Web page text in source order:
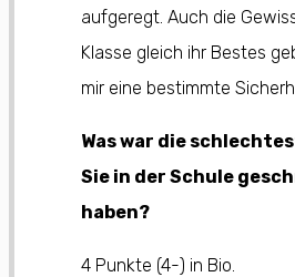
aufgeregt. Auch die
Klasse gleich ihr Bestes
mir eine bestimmte
Was war die
Sie in der Schule
haben?
4 Punkte (4-) in Bio.